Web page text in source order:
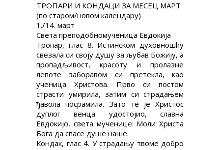
МАРТ
ТРОПАРИ И КОНДАЦИ ЗА МЕСЕЦ МАРТ
(по старом/новом календару)
1./14. март
Света преподобномученица Евдокија
Тропар, глас 8. Истинском духовношћу
свезала си своју душу за љубав Божију, а
пропадљивост, красоту и пролазне
лепоте заборавом си претекла, као
ученица Христова. Прво си постом
страсти умирила, затим си страдањем
ђавола посрамила. Зато те је Христос
дуплог венца удостојио, славна
Евдокијо, света мученице: Моли Христа
Бога да спасе душе наше.
Кондак, глас 4. У страдању твоме добро